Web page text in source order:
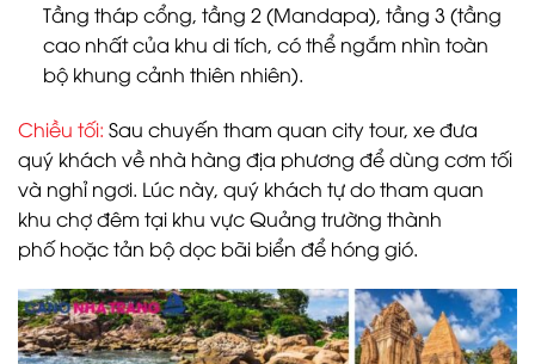
Tầng tháp cổng, tầng 2 (Mandapa), tầng 3 (tầng
cao nhất của khu di tích, có thể ngắm nhìn toàn
bộ khung cảnh thiên nhiên).
Chiều tối: Sau chuyến tham quan city tour, xe đưa
quý khách về nhà hàng địa phương để dùng cơm tối
và nghỉ ngơi. Lúc này, quý khách tự do tham quan
khu chợ đêm tại khu vực Quảng trường thành
phố hoặc tản bộ dọc bãi biển để hóng gió.